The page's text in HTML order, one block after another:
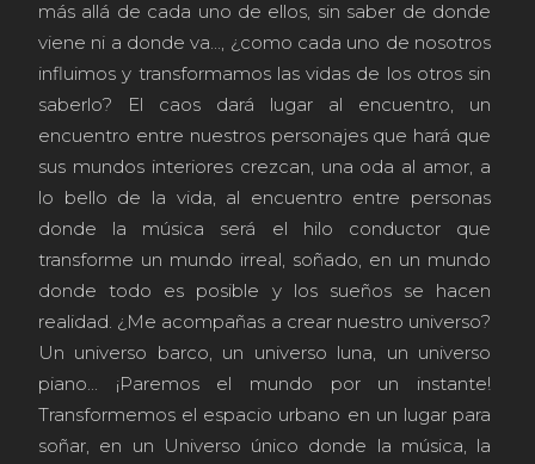
más allá de cada uno de ellos, sin saber de donde
viene ni a donde va..., ¿como cada uno de nosotros
influimos y transformamos las vidas de los otros sin
saberlo? El caos dará lugar al encuentro, un
encuentro entre nuestros personajes que hará que
sus mundos interiores crezcan, una oda al amor, a
lo bello de la vida, al encuentro entre personas
donde la música será el hilo conductor que
transforme un mundo irreal, soñado, en un mundo
donde todo es posible y los sueños se hacen
realidad. ¿Me acompañas a crear nuestro universo?
Un universo barco, un universo luna, un universo
piano... ¡Paremos el mundo por un instante!
Transformemos el espacio urbano en un lugar para
soñar, en un Universo único donde la música, la